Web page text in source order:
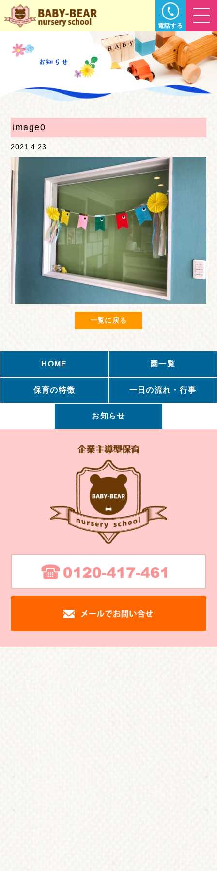
電話する
image0
2021.4.23
一覧に戻る
HOME 園一覧
保育の特徴 一日の流れ・行事
お知らせ